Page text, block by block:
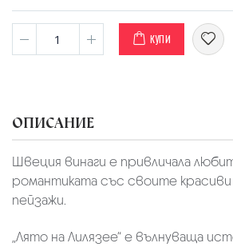
КУПИ
ОПИСАНИЕ
Швеция винаги е привличала
романтиката със своите
пейзажи.
„Лято на Лилязее“ е вълнуваща